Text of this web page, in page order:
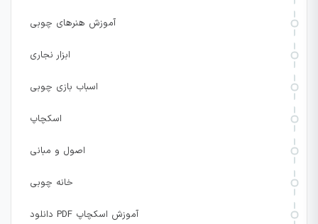
آموزش هنرهای چوبی
ابزار نجاری
اسباب بازی چوبی
اسکچاپ
اصول و مبانی
خانه چوبی
دانلود PDF آموزش اسکچاپ